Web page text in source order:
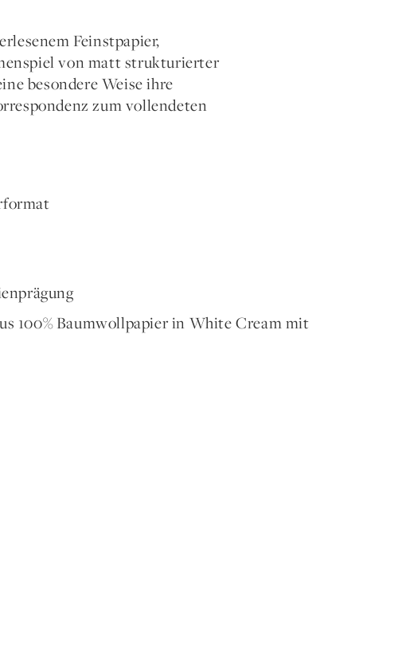
Feinstpapier,
von matt strukturierter
besondere Weise ihre
zum vollendeten
100% Baumwollpapier in White Cream mit